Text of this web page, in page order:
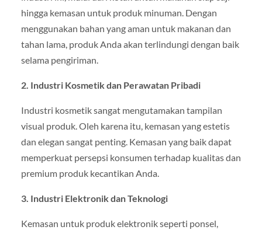
hingga kemasan untuk produk minuman. Dengan
menggunakan bahan yang aman untuk makanan dan
tahan lama, produk Anda akan terlindungi dengan baik
selama pengiriman.
2. Industri Kosmetik dan Perawatan Pribadi
Industri kosmetik sangat mengutamakan tampilan
visual produk. Oleh karena itu, kemasan yang estetis
dan elegan sangat penting. Kemasan yang baik dapat
memperkuat persepsi konsumen terhadap kualitas dan
premium produk kecantikan Anda.
3. Industri Elektronik dan Teknologi
Kemasan untuk produk elektronik seperti ponsel,